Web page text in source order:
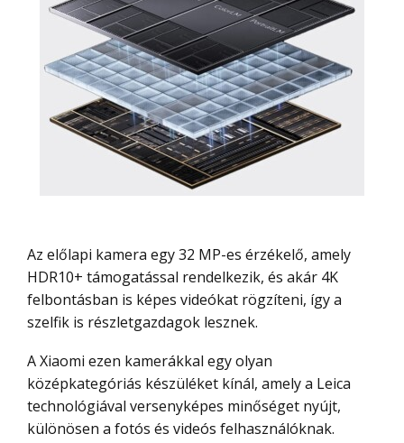
Az előlapi kamera egy 32 MP-es érzékelő, amely
HDR10+ támogatással rendelkezik, és akár 4K
felbontásban is képes videókat rögzíteni, így a
szelfik is részletgazdagok lesznek.
A Xiaomi ezen kamerákkal egy olyan
középkategóriás készüléket kínál, amely a Leica
technológiával versenyképes minőséget nyújt,
különösen a fotós és videós felhasználóknak.